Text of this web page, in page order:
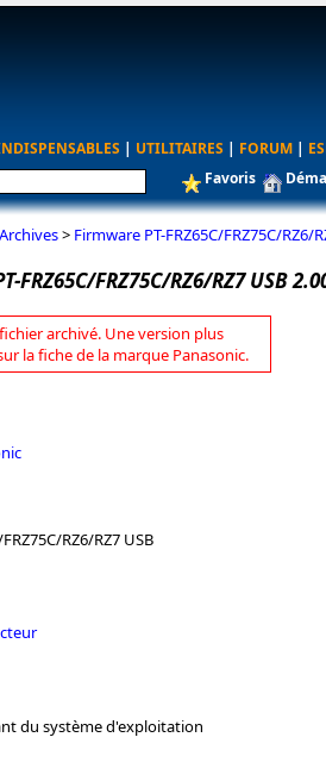
| UTILITAIRES | FORUM |
Favoris
Archives> Firmware PT-FRZ65C/FRZ75C/RZ6/
FRZ65C/FRZ75C/RZ6/RZ7 USB
archivé. Une version plus
la fiche de la marque Panasonic.
FRZ75C/RZ6/RZ7 USB
du système d'exploitation